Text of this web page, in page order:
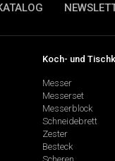
Koch- und
Messer
Messerset
Messerblock
Schneidebrett
Zester
Besteck